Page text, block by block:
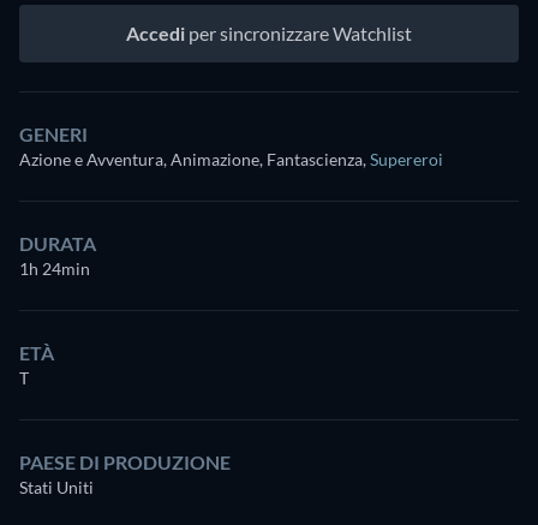
Accedi per sincronizzare Watchlist
GENERI
Azione e Avventura, Animazione, Fantascienza,Supereroi
DURATA
1h 24min
ETÀ
T
PAESE DI PRODUZIONE
Stati Uniti